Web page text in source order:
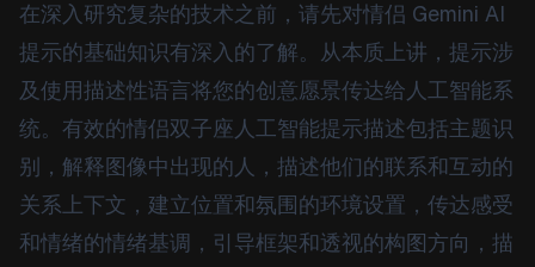
在深入研究复杂的技术之前，请先对情侣 Gemini AI
提示的基础知识有深入的了解。从本质上讲，提示涉
及使用描述性语言将您的创意愿景传达给人工智能系
统。有效的情侣双子座人工智能提示描述包括主题识
别，解释图像中出现的人，描述他们的联系和互动的
关系上下文，建立位置和氛围的环境设置，传达感受
和情绪的情绪基调，引导框架和透视的构图方向，描